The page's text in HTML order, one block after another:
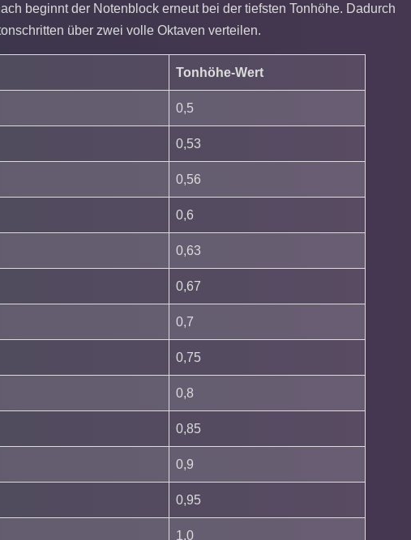
beginnt der Notenblock erneut bei der tiefsten Tonhöhe. Dadurch
über zwei volle Oktaven verteilen.
Tonhöhe-Wert
0,5
0,53
0,56
0,6
0,63
0,67
0,7
0,75
0,8
0,85
0,9
0,95
1,0